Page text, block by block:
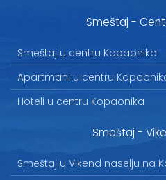
Smeštaj -
Smeštaj u centru Kopaonika
Apartmani u centru
Hoteli u centru Kopaonika
Smeštaj -
Smeštaj u Vikend naselju na